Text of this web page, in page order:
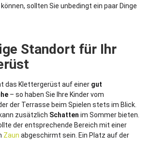
sollten Sie unbedingt ein paar Dinge
Standort für Ihr
das Klettergerüst auf einer gut
– so haben Sie Ihre Kinder vom
der Terrasse beim Spielen stets im Blick.
zusätzlich Schatten im Sommer bieten.
der entsprechende Bereich mit einer
Zaun abgeschirmt sein. Ein Platz auf der